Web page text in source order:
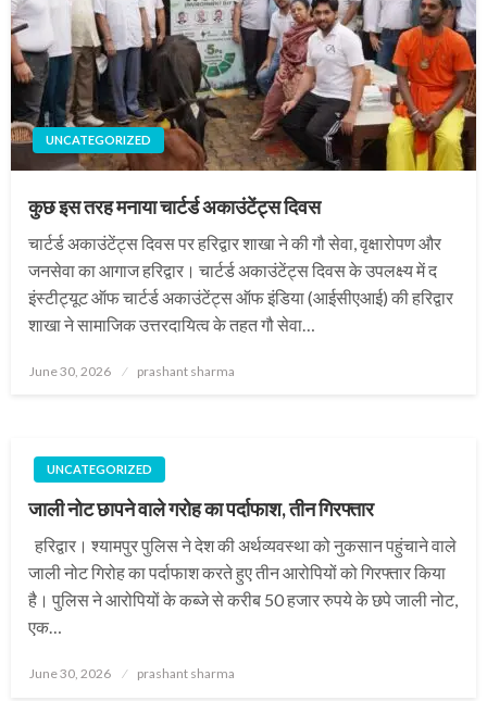
UNCATEGORIZED
कुछ इस तरह मनाया चार्टर्ड अकाउंटेंट्स दिवस
चार्टर्ड अकाउंटेंट्स दिवस पर हरिद्वार शाखा ने की गौ सेवा, वृक्षारोपण और
जनसेवा का आगाज हरिद्वार। चार्टर्ड अकाउंटेंट्स दिवस के उपलक्ष्य में द
इंस्टीट्यूट ऑफ चार्टर्ड अकाउंटेंट्स ऑफ इंडिया (आईसीएआई) की हरिद्वार
शाखा ने सामाजिक उत्तरदायित्व के तहत गौ सेवा…
Posted
June 30, 2026 prashant sharma
UNCATEGORIZED
जाली नोट छापने वाले गरोह का पर्दाफाश, तीन गिरफ्तार
हरिद्वार। श्यामपुर पुलिस ने देश की अर्थव्यवस्था को नुकसान पहुंचाने वाले
जाली नोट गिरोह का पर्दाफाश करते हुए तीन आरोपियों को गिरफ्तार किया
है। पुलिस ने आरोपियों के कब्जे से करीब 50 हजार रुपये के छपे जाली नोट,
एक…
Posted
June 30, 2026 prashant sharma